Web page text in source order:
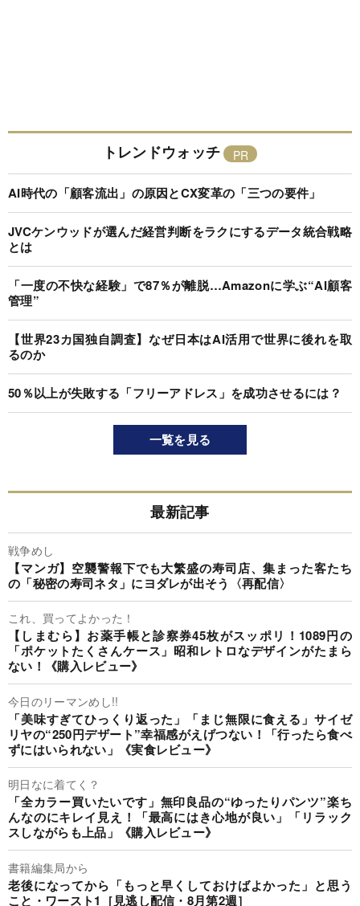
トレンドウォッチ
AI時代の「顧客流出」の原因とCX変革の「三つの要件」
JVCケンウッドが選んだ経営判断をラクにするデータ統合戦略
とは
「一度の不快な経験」で87％が離脱…Amazonに学ぶ“AI顧客
管理”
【世界23カ国独自調査】なぜ日本はAI活用で世界に後れを取
るのか
50％以上が失敗する「フリーアドレス」を成功させるには？
一覧を見る
最新記事
戦争めし
【マンガ】空襲警報下でも大繁盛の寿司店、集まった客たち
の「秘密の寿司ネタ」にヨダレが出そう〈再配信〉
これ、買ってよかった！
【しまむら】お薬手帳と診察券45枚がスッポリ！1089円の
「ポケットたくさんケース」昭和レトロなデザインがたまら
ない！《購入レビュー》
今日のリーマンめし!!
「美味すぎてひっくり返った」「まじ無限に食える」サイゼ
リヤの“250円デザート”幸福感がえげつない！「行ったら食べ
ずにはいられない」《実食レビュー》
明日なに着てく？
「全カラー買いたいです」無印良品の“ゆったりパンツ”楽ち
んなのにキレイ見え！「最高にはき心地が良い」「リラック
スしながらも上品」《購入レビュー》
書籍編集局から
老後になってから「もっと早くしておけばよかった」と思う
こと・ワースト1［見逃し配信・8月第2週］